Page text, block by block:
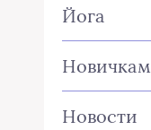
Йога
Новичкам
Новости